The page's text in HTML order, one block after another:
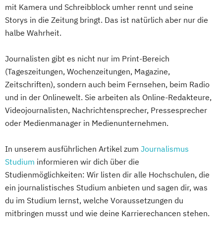
mit Kamera und Schreibblock umher rennt und seine
Storys in die Zeitung bringt. Das ist natürlich aber nur die
halbe Wahrheit.
Journalisten gibt es nicht nur im Print-Bereich
(Tageszeitungen, Wochenzeitungen, Magazine,
Zeitschriften), sondern auch beim Fernsehen, beim Radio
und in der Onlinewelt. Sie arbeiten als Online-Redakteure,
Videojournalisten, Nachrichtensprecher, Pressesprecher
oder Medienmanager in Medienunternehmen.
In unserem ausführlichen Artikel zum Journalismus
Studium informieren wir dich über die
Studienmöglichkeiten: Wir listen dir alle Hochschulen, die
ein journalistisches Studium anbieten und sagen dir, was
du im Studium lernst, welche Voraussetzungen du
mitbringen musst und wie deine Karrierechancen stehen.